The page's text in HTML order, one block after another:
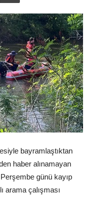
bayramlaştıktan
haber alınamayan
günü kayıp
arama çalışması